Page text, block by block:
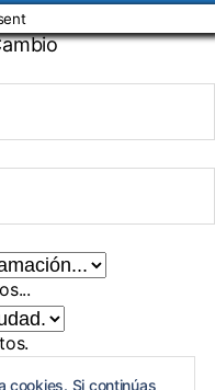
cookies. Si continúas